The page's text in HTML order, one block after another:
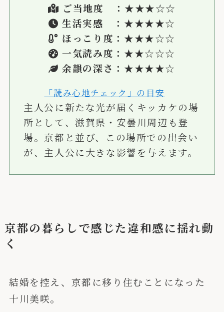
ご当地度 ：★★★☆☆
生活実感 ：★★★★☆
ほっこり度：★★★☆☆
一気読み度：★★☆☆☆
余韻の深さ：★★★★☆
「読み心地チェック」の目安
主人公に新たな光が届くキッカケの場
所として、滋賀県・安曇川周辺も登
場。京都と並び、この場所での出会い
が、主人公に大きな影響を与えます。
京都の暮らしで感じた違和感に揺れ動
く
結婚を控え、京都に移り住むことになった
十川美咲。